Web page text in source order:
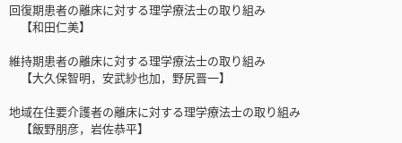
回復期患者の離床に対する理学療法士の取り組み
【和田仁美】
維持期患者の離床に対する理学療法士の取り組み
【大久保智明，安武紗也加，野尻晋一】
地域在住要介護者の離床に対する理学療法士の取り組み
【飯野朋彦，岩佐恭平】